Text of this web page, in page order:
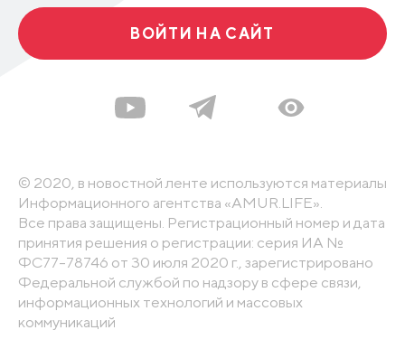
ВОЙТИ НА САЙТ
© 2020, в новостной ленте используются материалы
Информационного агентства «AMUR.LIFE».
Все права защищены. Регистрационный номер и дата
принятия решения о регистрации: серия ИА №
ФС77-78746 от 30 июля 2020 г., зарегистрировано
Федеральной службой по надзору в сфере связи,
информационных технологий и массовых
коммуникаций